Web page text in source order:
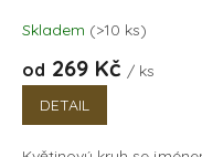
Skladem (>10 ks)
od 269 Kč / ks
DETAIL